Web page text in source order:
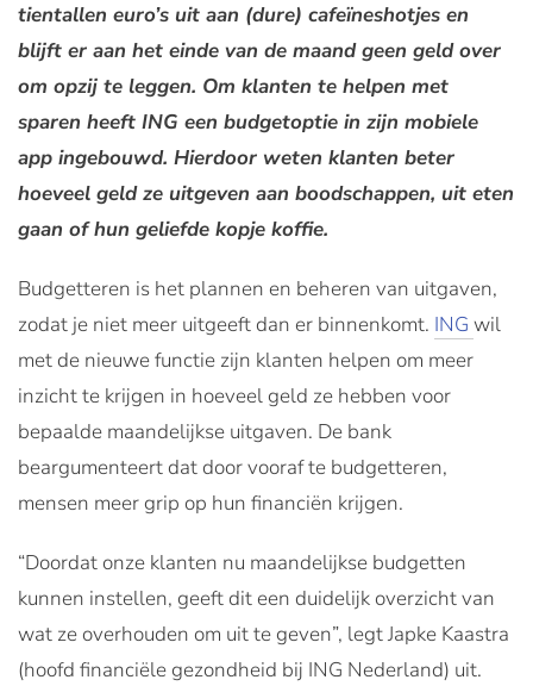
tientallen euro’s uit aan (dure) cafeïneshotjes en
blijft er aan het einde van de maand geen geld over
om opzij te leggen. Om klanten te helpen met
sparen heeft ING een budgetoptie in zijn mobiele
app ingebouwd. Hierdoor weten klanten beter
hoeveel geld ze uitgeven aan boodschappen, uit eten
gaan of hun geliefde kopje koffie.
Budgetteren is het plannen en beheren van uitgaven,
zodat je niet meer uitgeeft dan er binnenkomt. ING wil
met de nieuwe functie zijn klanten helpen om meer
inzicht te krijgen in hoeveel geld ze hebben voor
bepaalde maandelijkse uitgaven. De bank
beargumenteert dat door vooraf te budgetteren,
mensen meer grip op hun financiën krijgen.
“Doordat onze klanten nu maandelijkse budgetten
kunnen instellen, geeft dit een duidelijk overzicht van
wat ze overhouden om uit te geven”, legt Japke Kaastra
(hoofd financiële gezondheid bij ING Nederland) uit.